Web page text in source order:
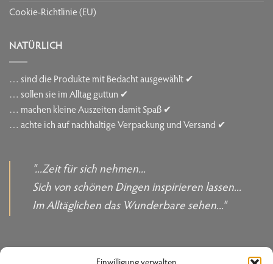
Cookie-Richtlinie (EU)
NATÜRLICH
… sind die Produkte mit Bedacht ausgewählt ✔
… sollen sie im Alltag guttun ✔
… machen kleine Auszeiten damit Spaß ✔
… achte ich auf nachhaltige Verpackung und Versand ✔
"...Zeit für sich nehmen...
Sich von schönen Dingen inspirieren lassen...
Im Alltäglichen das Wunderbare sehen..."